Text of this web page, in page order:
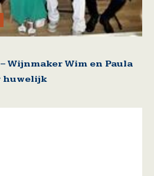
Wijnmaker Wim en Paula
huwelijk